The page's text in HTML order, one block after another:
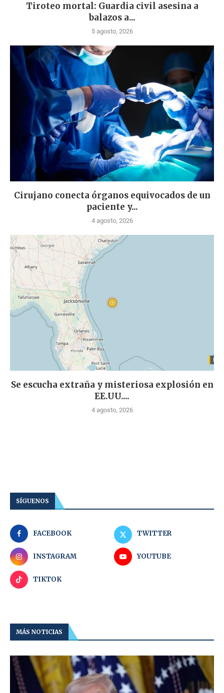
Tiroteo mortal: Guardia civil asesina a
balazos a...
5 agosto, 2026
Cirujano conecta órganos equivocados de un
paciente y...
4 agosto, 2026
Se escucha extraña y misteriosa explosión en
EE.UU....
4 agosto, 2026
SÍGUENOS
FACEBOOK TWITTER
INSTAGRAM YOUTUBE
TIKTOK
MÁS NOTICIAS